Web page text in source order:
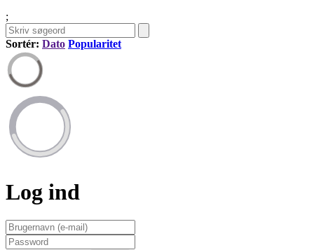
;
Sortér: Dato Popularitet
Log ind